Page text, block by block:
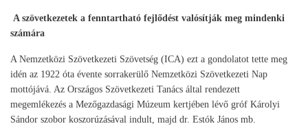
A szövetkezetek a fenntartható fejlődést valósítják meg mindenki
számára
A Nemzetközi Szövetkezeti Szövetség (ICA) ezt a gondolatot tette meg
idén az 1922 óta évente sorrakerülő Nemzetközi Szövetkezeti Nap
mottójává. Az Országos Szövetkezeti Tanács által rendezett
megemlékezés a Mezőgazdasági Múzeum kertjében lévő gróf Károlyi
Sándor szobor koszorúzásával indult, majd dr. Estók János mb.